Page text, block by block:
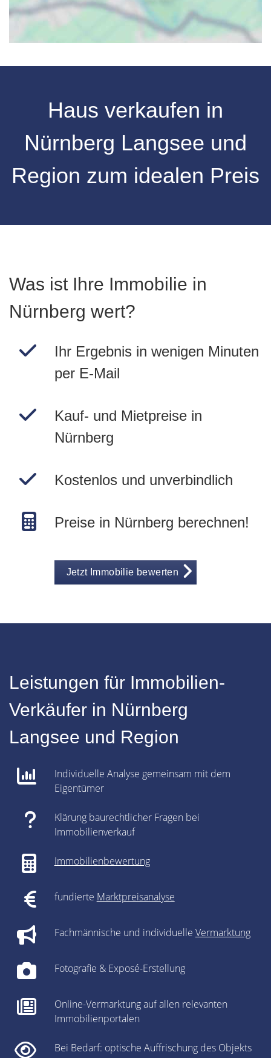
Haus verkaufen in
Nürnberg Langsee und
Region zum idealen Preis
Was ist Ihre Immobilie in
Nürnberg wert?
Ihr Ergebnis in wenigen Minuten
per E-Mail
Kauf- und Mietpreise in
Nürnberg
Kostenlos und unverbindlich
Preise in Nürnberg berechnen!
Jetzt Immobilie bewerten
Leistungen für Immobilien-
Verkäufer in Nürnberg
Langsee und Region
Individuelle Analyse gemeinsam mit dem
Eigentümer
Klärung baurechtlicher Fragen bei
Immobilienverkauf
Immobilienbewertung
fundierte Marktpreisanalyse
Fachmännische und individuelle Vermarktung
Fotografie & Exposé-Erstellung
Online-Vermarktung auf allen relevanten
Immobilienportalen
Bei Bedarf: optische Auffrischung des Objekts